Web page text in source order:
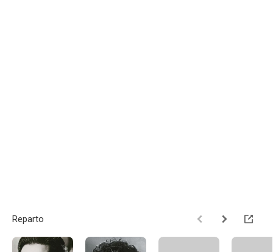
Reparto